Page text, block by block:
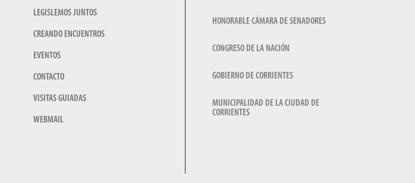
LEGISLEMOS JUNTOS
CREANDO ENCUENTROS
EVENTOS
CONTACTO
VISITAS GUIADAS
WEBMAIL
HONORABLE CÁMARA DE SENADORES
CONGRESO DE LA NACIÓN
GOBIERNO DE CORRIENTES
MUNICIPALIDAD DE LA CIUDAD DE
CORRIENTES